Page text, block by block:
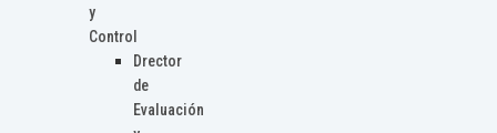
y
Control
Drector
de
Evaluación